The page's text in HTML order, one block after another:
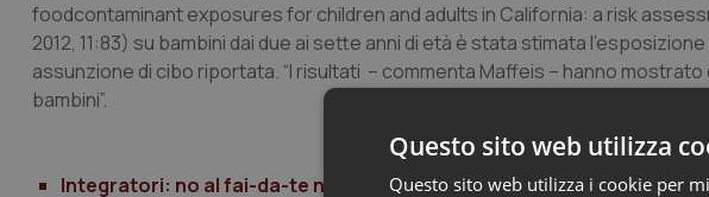
foodcontaminant exposures for children and adults in California: a risk
2012, 11:83) su bambini dai due ai sette anni di età è stata stimata
assunzione di cibo riportata. “I risultati – commenta Maffeis – hanno
bambini”.
Integratori: no al fai-da-te nei bambini
Questo sito web utilizza
Questo sito web utilizza i cookie per